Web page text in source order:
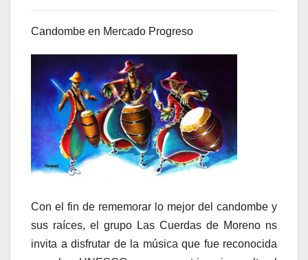
Candombe en Mercado Progreso
Con el fin de rememorar lo mejor del candombe y
sus raíces, el grupo Las Cuerdas de Moreno ns
invita a disfrutar de la música que fue reconocida